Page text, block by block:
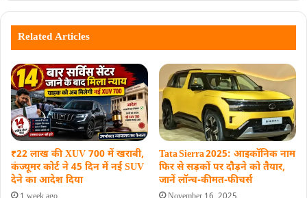
Related Articles
₹22 लाख की XUV 700 में खराबी,
कंज्यूमर कोर्ट ने 45 दिन में नई SUV
देने का आदेश दिया
Tata Sierra 2025: आइकॉनिक नाम
फिर से सड़कों पर दौड़ने को तैयार,
जानें लॉन्च‑कीमत‑फीचर्स